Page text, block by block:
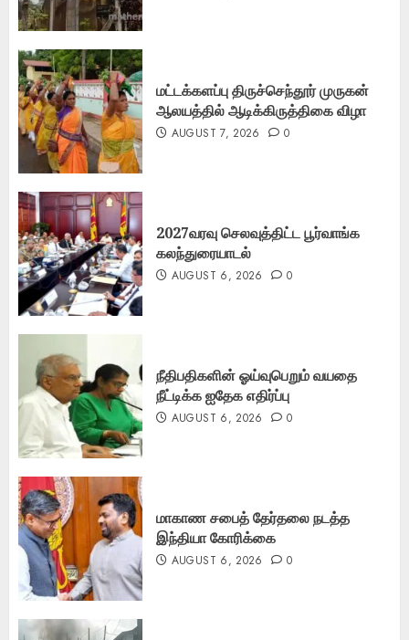
மட்டக்களப்பு திருச்செந்தூர் முருகன்
ஆலயத்தில் ஆடிக்கிருத்திகை விழா
AUGUST 7, 2026 0
2027வரவு செலவுத்திட்ட பூர்வாங்க
கலந்துரையாடல்
AUGUST 6, 2026 0
நீதிபதிகளின் ஓய்வுபெறும் வயதை
நீட்டிக்க ஐதேக எதிர்ப்பு
AUGUST 6, 2026 0
மாகாண சபைத் தேர்தலை நடத்த
இந்தியா கோரிக்கை
AUGUST 6, 2026 0